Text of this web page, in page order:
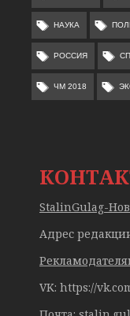
НАУКА
РОССИЯ
ЧМ 2018
StalinGulag-
Адрес
VK: https://